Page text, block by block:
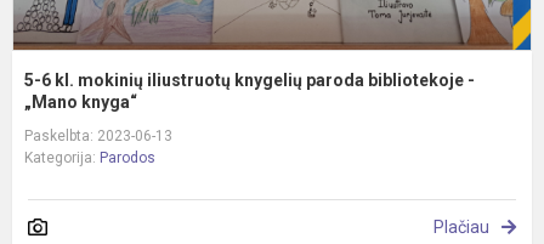
5-6 kl. mokinių iliustruotų knygelių paroda bibliotekoje -
„Mano knyga“
Paskelbta: 2023-06-13
Kategorija: Parodos
Plačiau